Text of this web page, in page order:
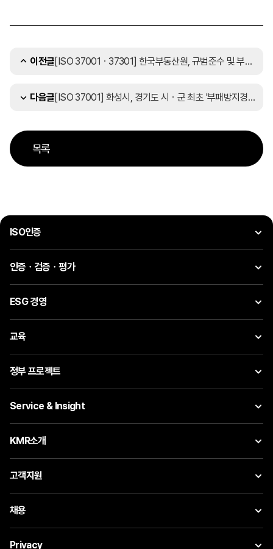
이전글 [ISO 37001ㆍ37301] 한국부동산원, 규범준수 및 부패 방지 경영시스템 인증 취득
다음글 [ISO 37001] 화성시, 경기도 시ㆍ군 최초 '부패방지경영시스템' 인증
목록
ISO인증
인증ㆍ검증ㆍ평가
ESG 경영
교육
정부 프로젝트
Service & Insight
KMR소개
고객지원
채용
Privacy